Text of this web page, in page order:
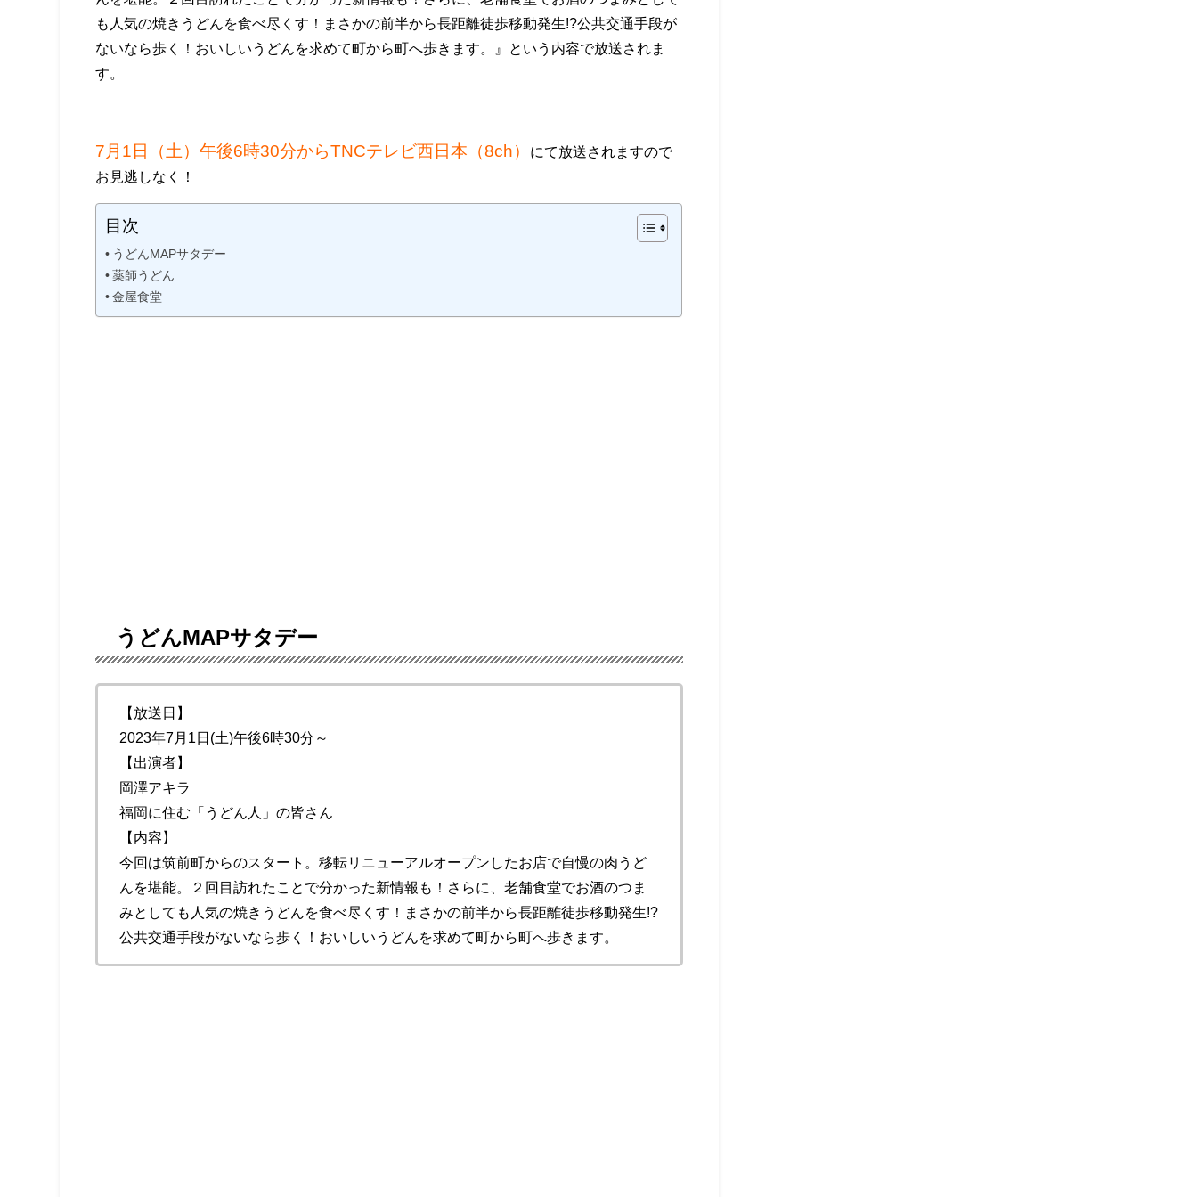
も人気の焼きうどんを食べ尽くす！まさかの前半から長距離徒歩移動発生!?公共交通手段が
ないなら歩く！おいしいうどんを求めて町から町へ歩きます。』という内容で放送されま
す。
7月1日（土）午後6時30分からTNCテレビ西日本（8ch）
にて放送されますので
お見逃しなく！
目次
うどんMAPサタデー
薬師うどん
金屋食堂
うどんMAPサタデー
【放送日】
2023年7月1日(土)午後6時30分～
【出演者】
岡澤アキラ
福岡に住む「うどん人」の皆さん
【内容】
今回は筑前町からのスタート。移転リニューアルオープンしたお店で自慢の肉うど
んを堪能。２回目訪れたことで分かった新情報も！さらに、老舗食堂でお酒のつま
みとしても人気の焼きうどんを食べ尽くす！まさかの前半から長距離徒歩移動発生!?
公共交通手段がないなら歩く！おいしいうどんを求めて町から町へ歩きます。